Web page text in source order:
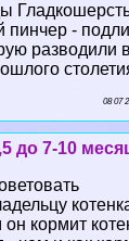
пинчер -
разводили в
08 07
до 7-10
он кормит